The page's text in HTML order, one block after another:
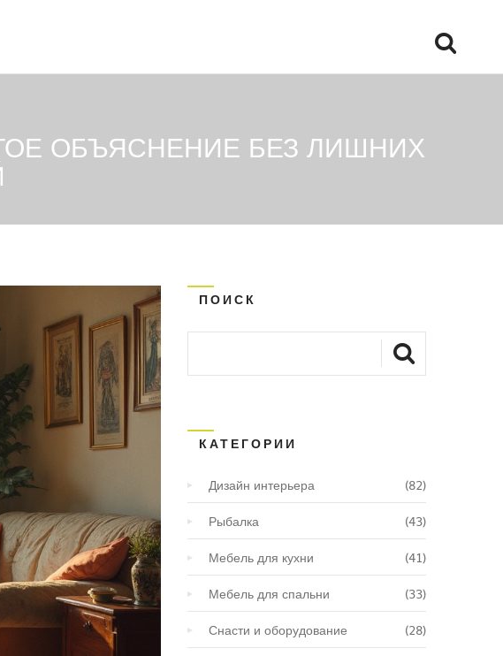
ОБЪЯСНЕНИЕ БЕЗ ЛИШНИХ
ПОИСК
КАТЕГОРИИ
Дизайн интерьера (82)
Рыбалка (43)
Мебель для кухни (41)
Мебель для спальни (33)
Снасти и оборудование (28)